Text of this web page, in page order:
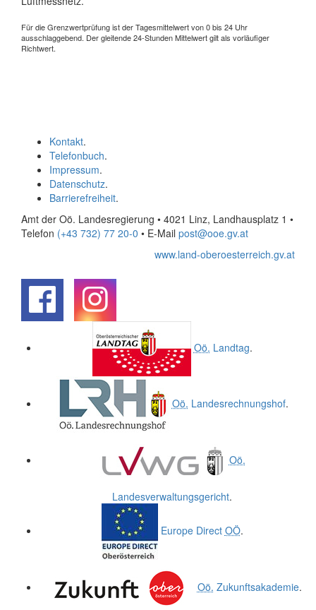
Für die Grenzwertprüfung ist der Tagesmittelwert von 0 bis 24 Uhr
ausschlaggebend. Der gleitende 24-Stunden Mittelwert gilt als vorläufiger
Richtwert.
Kontakt.
Telefonbuch.
Impressum.
Datenschutz.
Barrierefreiheit.
Amt der Oö. Landesregierung • 4021 Linz, Landhausplatz 1 •
Telefon (+43 732) 77 20-0 • E-Mail post@ooe.gv.at
www.land-oberoesterreich.gv.at
Oö. Landtag.
Oö. Landesrechnungshof.
Oö.
Landesverwaltungsgericht.
Europe Direct OÖ.
Oö. Zukunftsakademie.